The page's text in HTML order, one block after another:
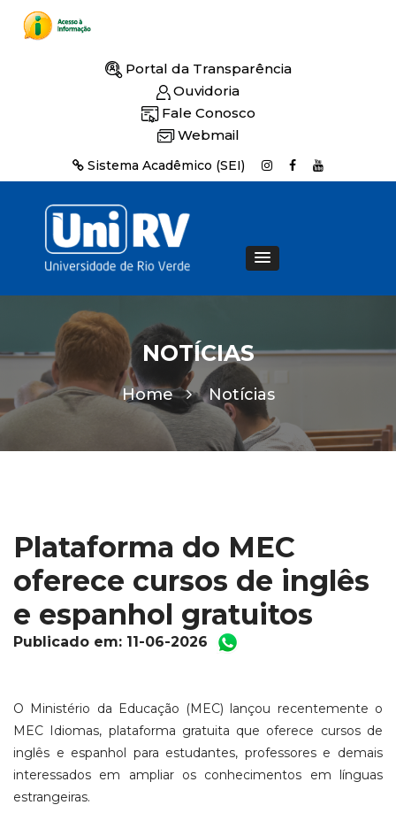
Portal da Transparência
Ouvidoria
Fale Conosco
Webmail
Sistema Acadêmico (SEI)
NOTÍCIAS
Home Notícias
Plataforma do MEC
oferece cursos de inglês
e espanhol gratuitos
Publicado em: 11-06-2026
O Ministério da Educação (MEC) lançou recentemente o
MEC Idiomas, plataforma gratuita que oferece cursos de
inglês e espanhol para estudantes, professores e demais
interessados em ampliar os conhecimentos em línguas
estrangeiras.